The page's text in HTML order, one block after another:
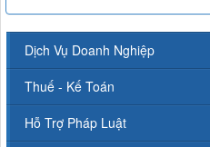
Dịch Vụ Doanh Nghiệp
Thuế - Kế Toán
Hỗ Trợ Pháp Luật